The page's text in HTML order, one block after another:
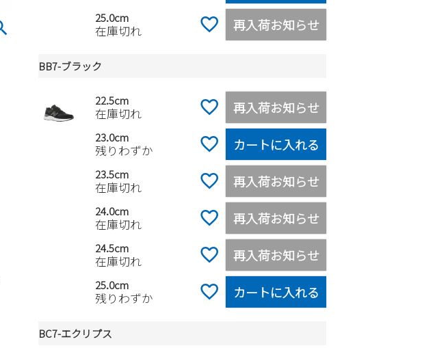
25.0cm
在庫切れ 再入荷お知らせ
BB7-ブラック
22.5cm
在庫切れ 再入荷お知らせ
23.0cm
残りわずか カートに入れる
23.5cm
在庫切れ 再入荷お知らせ
24.0cm
在庫切れ 再入荷お知らせ
24.5cm
在庫切れ 再入荷お知らせ
25.0cm
残りわずか カートに入れる
BC7-エクリプス